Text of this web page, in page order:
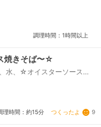
醤油、酒、○塩、○↑の鶏ガ
調理時間：1時間以上
焼きそば〜☆
水、☆オイスターソース、
鰹節、青のり、紅生姜(お
理時間：約15分 つくったよ 9